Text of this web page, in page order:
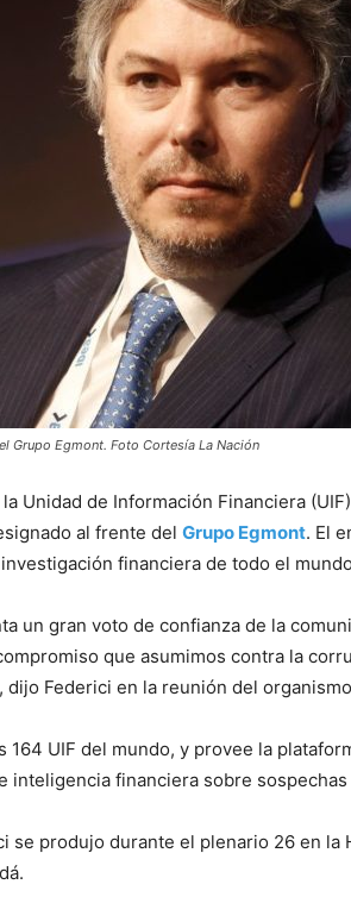
Grupo Egmont. Foto Cortesía La Nación
Unidad de Información Financiera
al frente del Grupo Egmont. El
financiera de todo el
un gran voto de confianza de la
que asumimos contra la
Federici en la reunión del
164 UIF del mundo, y provee la
inteligencia financiera sobre
se produjo durante el plenario 26 en la